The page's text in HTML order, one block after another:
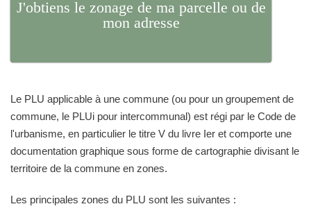
J'obtiens le zonage de ma parcelle ou de
mon adresse
Le PLU applicable à une commune (ou pour un groupement de
commune, le PLUi pour intercommunal) est régi par le Code de
l'urbanisme, en particulier le titre V du livre Ier et comporte une
documentation graphique sous forme de cartographie divisant le
territoire de la commune en zones.
Les principales zones du PLU sont les suivantes :